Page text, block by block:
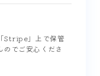
Stripe」上で保管
でご安心くださ